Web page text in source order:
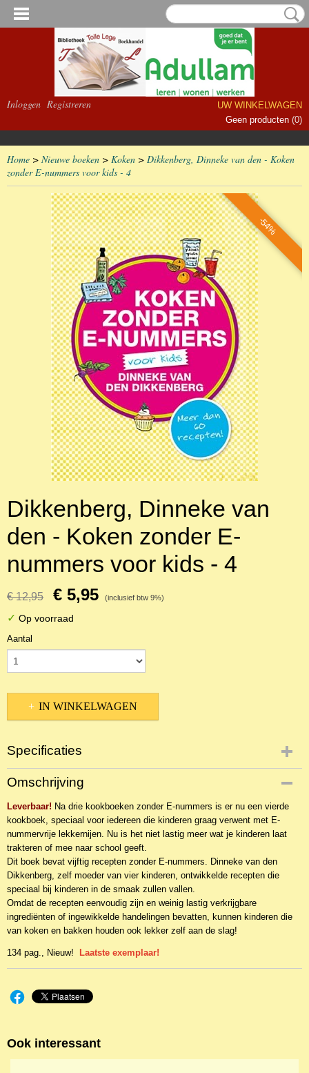
Inloggen Registreren
UW WINKELWAGEN
Geen producten (0)
Home > Nieuwe boeken > Koken > Dikkenberg, Dinneke van den - Koken
zonder E-nummers voor kids - 4
-54%
Dikkenberg, Dinneke van
den - Koken zonder E-
nummers voor kids - 4
€ 12,95 € 5,95 (inclusief btw 9%)
✓ Op voorraad
Aantal
IN WINKELWAGEN
Specificaties
Productcode
NBKKo-10219
EAN code
9789462781894
Omschrijving
Leverbaar! Na drie kookboeken zonder E-nummers is er nu een vierde
kookboek, speciaal voor iedereen die kinderen graag verwent met E-
nummervrije lekkernijen. Nu is het niet lastig meer wat je kinderen laat
trakteren of mee naar school geeft.
Dit boek bevat vijftig recepten zonder E-nummers. Dinneke van den
Dikkenberg, zelf moeder van vier kinderen, ontwikkelde recepten die
speciaal bij kinderen in de smaak zullen vallen.
Omdat de recepten eenvoudig zijn en weinig lastig verkrijgbare
ingrediënten of ingewikkelde handelingen bevatten, kunnen kinderen die
van koken en bakken houden ook lekker zelf aan de slag!
134 pag., Nieuw! Laatste exemplaar!
Ook interessant